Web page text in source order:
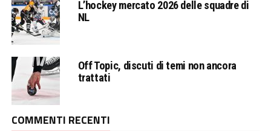
L’hockey mercato 2026 delle squadre di
NL
Off Topic, discuti di temi non ancora
trattati
COMMENTI RECENTI